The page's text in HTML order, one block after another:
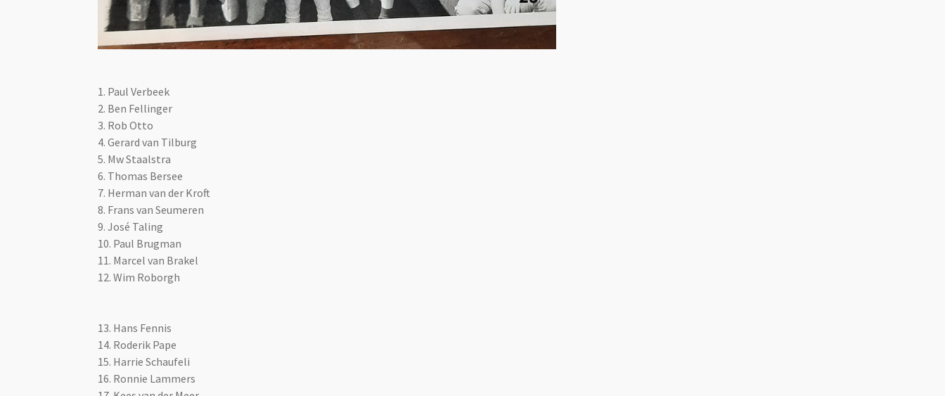
1. Paul Verbeek
2. Ben Fellinger
3. Rob Otto
4. Gerard van Tilburg
5. Mw Staalstra
6. Thomas Bersee
7. Herman van der Kroft
8. Frans van Seumeren
9. José Taling
10. Paul Brugman
11. Marcel van Brakel
12. Wim Roborgh
13. Hans Fennis
14. Roderik Pape
15. Harrie Schaufeli
16. Ronnie Lammers